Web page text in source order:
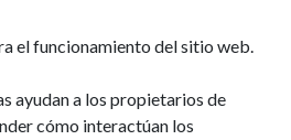
el funcionamiento del sitio web.
ayudan a los propietarios de
cómo interactúan los